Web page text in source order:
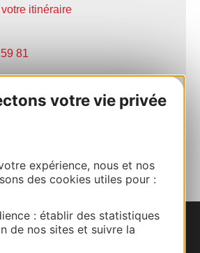
votre vie privée
expérience, nous et nos
des cookies utiles pour :
: établir des statistiques
de nos sites et suivre la
itinéraire
81